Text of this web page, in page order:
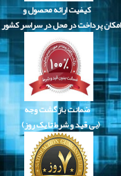
کیفیت ارائه محصول و
امکان پرداخت در محل در سراسر کشور
ضمانت بازگشت وجه
(بی قید و شرط تا یک روز)